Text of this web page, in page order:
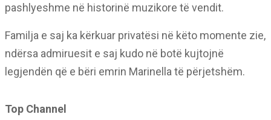
pashlyeshme në historinë muzikore të vendit.
Familja e saj ka kërkuar privatësi në këto momente zie,
ndërsa admiruesit e saj kudo në botë kujtojnë
legjendën që e bëri emrin Marinella të përjetshëm.
Top Channel